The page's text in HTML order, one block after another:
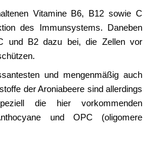
Vitamine B6, B12 sowie C
des Immunsystems. Daneben
und B2 dazu bei, die Zellen vor
und mengenmäßig auch
der Aroniabeere sind allerdings
die hier vorkommenden
und OPC (oligomere